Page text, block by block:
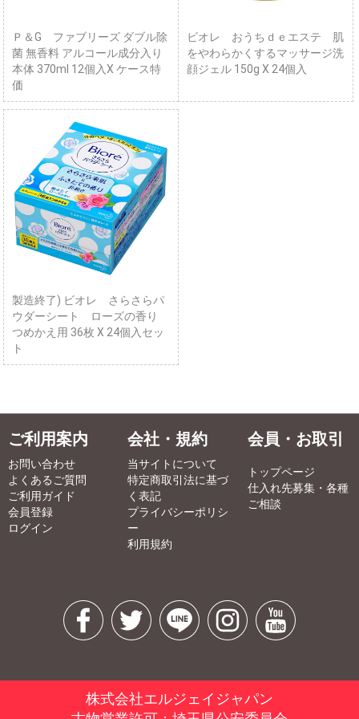
Ｐ＆G ファブリーズ ダブル除
菌 無香料 アルコール成分入り
本体 370ml 12個入X ケース特
価
ビオレ おうちｄｅエステ 肌
をやわらかくするマッサージ洗
顔ジェル 150g X 24個入
製造終了) ビオレ さらさらパ
ウダーシート ローズの香り
つめかえ用 36枚 X 24個入セッ
ト
ご利用案内
お問い合わせ
よくあるご質問
ご利用ガイド
会員登録
ログイン
会社・規約
当サイトについて
特定商取引法に基づ
く表記
プライバシーポリシ
ー
利用規約
会員・お取引
トップページ
仕入れ先募集・各種
ご相談
株式会社エルジェイジャパン